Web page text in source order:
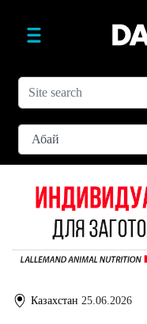
Казахстан 25.06.2026